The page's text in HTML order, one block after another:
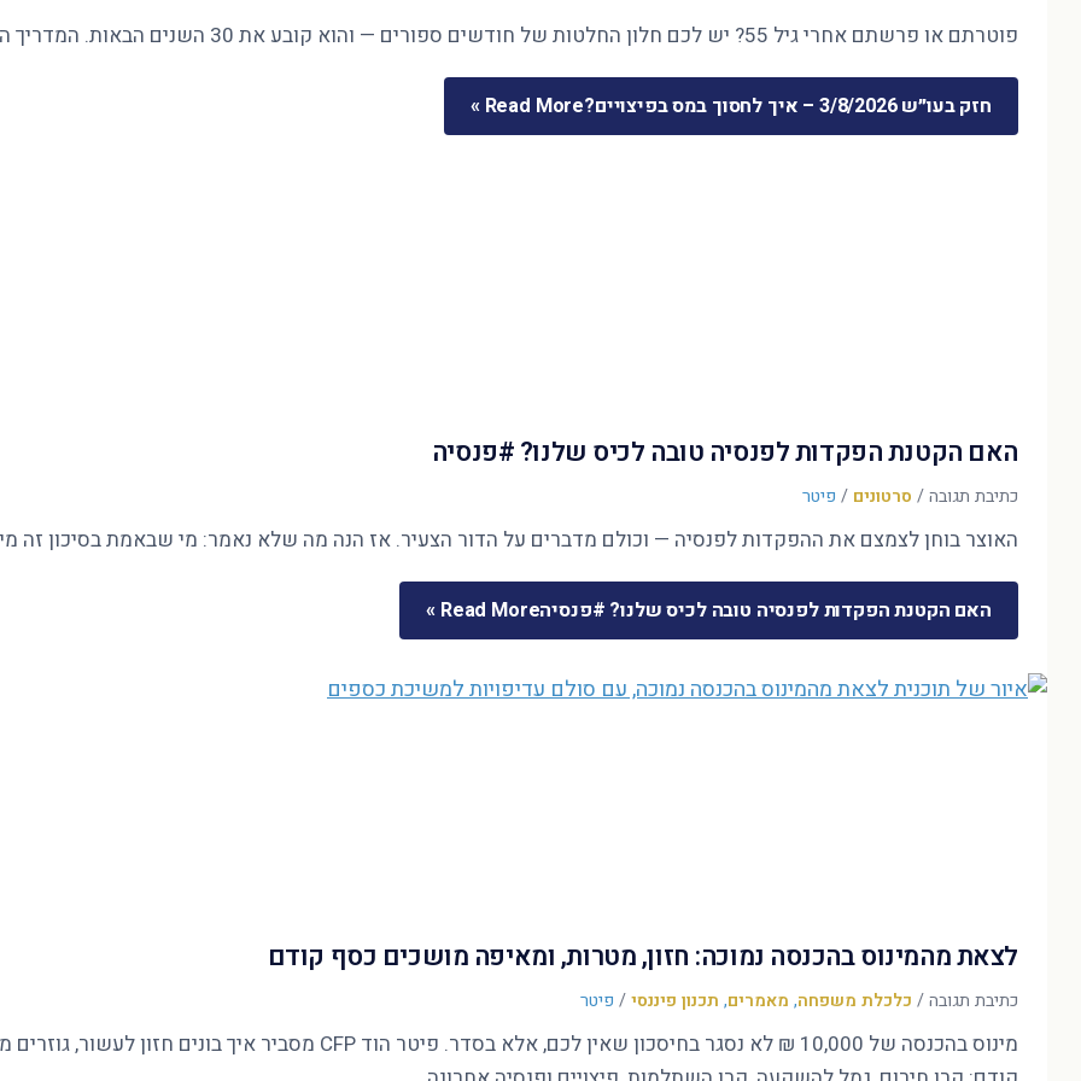
פוטרתם או פרשתם אחרי גיל 55? יש לכם חלון החלטות של חודשים ספורים — והוא קובע את 30 השנים הבאות. המדריך המלא לכסף שמשתחרר …
חזק בעו״ש 3/8/2026 – איך לחסוך במס בפיצויים? Read More »
האם הקטנת הפקדות לפנסיה טובה לכיס שלנו? #פנסיה
כתיבת תגובה/ סרטונים / פיטר
האוצר בוחן לצמצם את ההפקדות לפנסיה — וכולם מדברים על הדור הצעיר. אז הנה מה שלא נאמר: מי שבאמת בסיכון זה מי שנשארו לו
האם הקטנת הפקדות לפנסיה טובה לכיס שלנו? #פנסיהRead More »
לצאת מהמינוס בהכנסה נמוכה: חזון, מטרות, ומאיפה מושכים כסף קודם
כתיבת תגובה/ כלכלת משפחה, מאמרים, תכנון פיננסי/ פיטר